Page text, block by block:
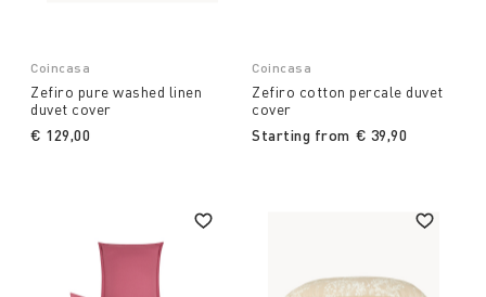
Coincasa
Zefiro pure washed linen
duvet cover
€ 129,00
Coincasa
Zefiro cotton percale duvet
cover
Starting from € 39,90